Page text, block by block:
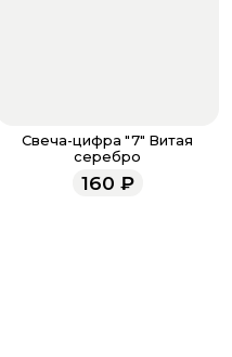
Свеча-цифра "7" Витая
серебро
160 ₽